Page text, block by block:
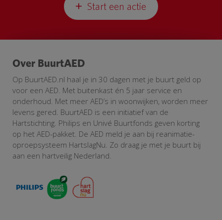
Start een actie
Over BuurtAED
Op BuurtAED.nl haal je in 30 dagen met je buurt geld op
voor een AED. Met buitenkast én 5 jaar service en
onderhoud. Met meer AED’s in woonwijken, worden meer
levens gered. BuurtAED is een initiatief van de
Hartstichting. Philips en Univé Buurtfonds geven korting
op het AED-pakket. De AED meld je aan bij reanimatie-
oproepsysteem HartslagNu. Zo draag je met je buurt bij
aan een hartveilig Nederland.